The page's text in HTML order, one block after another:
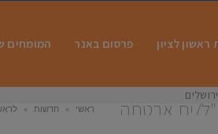
ראשון לציון פרסום באנר המומחים
ית אבטחה ראשי » חדשות »